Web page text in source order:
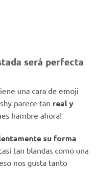
será perfecta
una cara de emoji
parece tan real y
hambre ahora!
su forma
tan blandas como una
nos gusta tanto